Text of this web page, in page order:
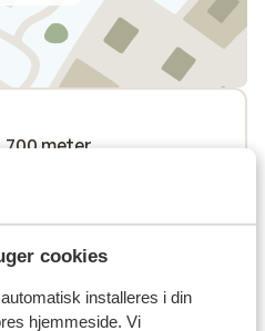
cookies
installeres i din
hjemmeside. Vi
meter
til skilift ca. 200 meter
ca. 200 meter